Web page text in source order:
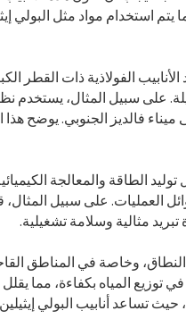
يتم استخدام مواد مثل البولي
الفولاذية ذات القطر
فالديز الجنوبي. يوضح
الطاقة والمعالجة
مثالية وسلامة تشغيلية.
وخاصة في المناطق
المياه بكفاءة، مما
أنابيب البولي إيثيلين